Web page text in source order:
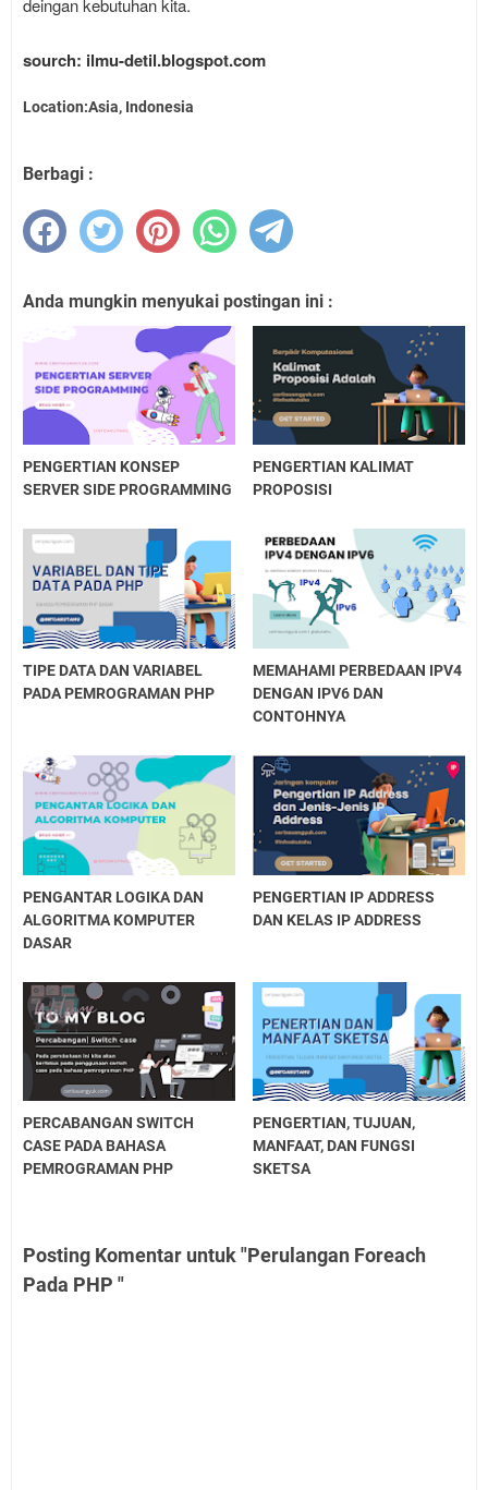
deingan kebutuhan kita.
sourch: ilmu-detil.blogspot.com
Location:Asia, Indonesia
Berbagi :
Anda mungkin menyukai postingan ini :
PENGERTIAN KONSEP
SERVER SIDE PROGRAMMING
PENGERTIAN KALIMAT
PROPOSISI
TIPE DATA DAN VARIABEL
PADA PEMROGRAMAN PHP
MEMAHAMI PERBEDAAN IPV4
DENGAN IPV6 DAN
CONTOHNYA
PENGANTAR LOGIKA DAN
ALGORITMA KOMPUTER
DASAR
PENGERTIAN IP ADDRESS
DAN KELAS IP ADDRESS
PERCABANGAN SWITCH
CASE PADA BAHASA
PEMROGRAMAN PHP
PENGERTIAN, TUJUAN,
MANFAAT, DAN FUNGSI
SKETSA
Posting Komentar untuk "Perulangan Foreach
Pada PHP "